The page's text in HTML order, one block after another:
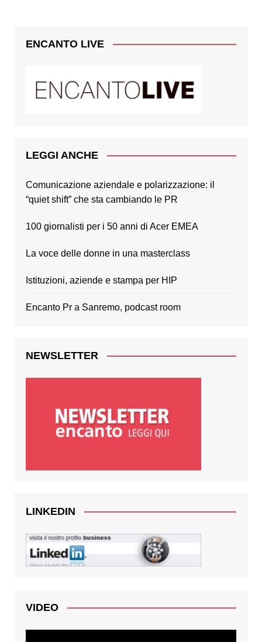
ENCANTO LIVE
LEGGI ANCHE
Comunicazione aziendale e polarizzazione: il
“quiet shift” che sta cambiando le PR
100 giornalisti per i 50 anni di Acer EMEA
La voce delle donne in una masterclass
Istituzioni, aziende e stampa per HIP
Encanto Pr a Sanremo, podcast room
NEWSLETTER
LINKEDIN
VIDEO